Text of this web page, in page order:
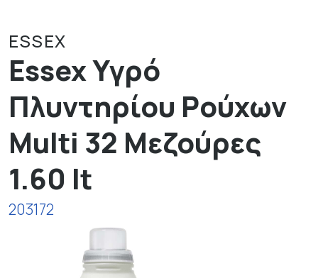
ESSEX
Essex Υγρό
Πλυντηρίου Ρούχων
Multi 32 Μεζούρες
1.60 lt
203172